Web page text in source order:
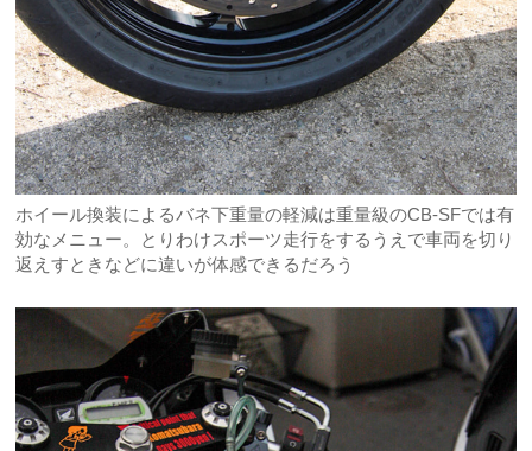
ホイール換装によるバネ下重量の軽減は重量級のCB-SFでは有
効なメニュー。とりわけスポーツ走行をするうえで車両を切り
返えすときなどに違いが体感できるだろう